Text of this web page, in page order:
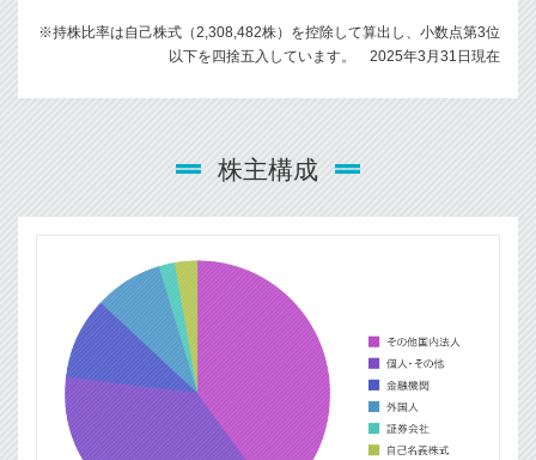
※持株比率は自己株式（2,308,482株）を控除して算出し、小数点第3位
以下を四捨五入しています。 2025年3月31日現在
株主構成